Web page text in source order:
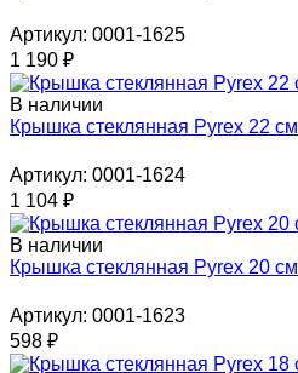
Артикул: 0001-1625
1 190 ₽
В наличии
Крышка стеклянная Pyrex 22 см
Артикул: 0001-1624
1 104 ₽
В наличии
Крышка стеклянная Pyrex 20 см
Артикул: 0001-1623
598 ₽